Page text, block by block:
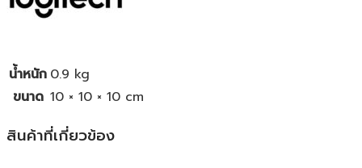
น้ำหนัก 0.9 kg
ขนาด 10 × 10 × 10 cm
สินค้าที่เกี่ยวข้อง